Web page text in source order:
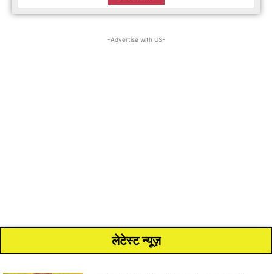
-Advertise with US-
लेटेस्ट न्यूज़